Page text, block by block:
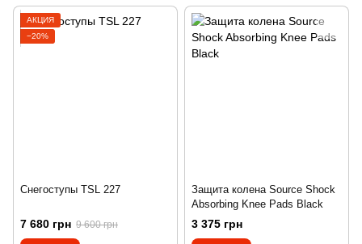
АКЦИЯ
−20%
Снегоступы TSL 227
7 680 грн 9 600 грн
Защита колена Sourсe Shock
Absorbing Knee Pads Black
3 375 грн